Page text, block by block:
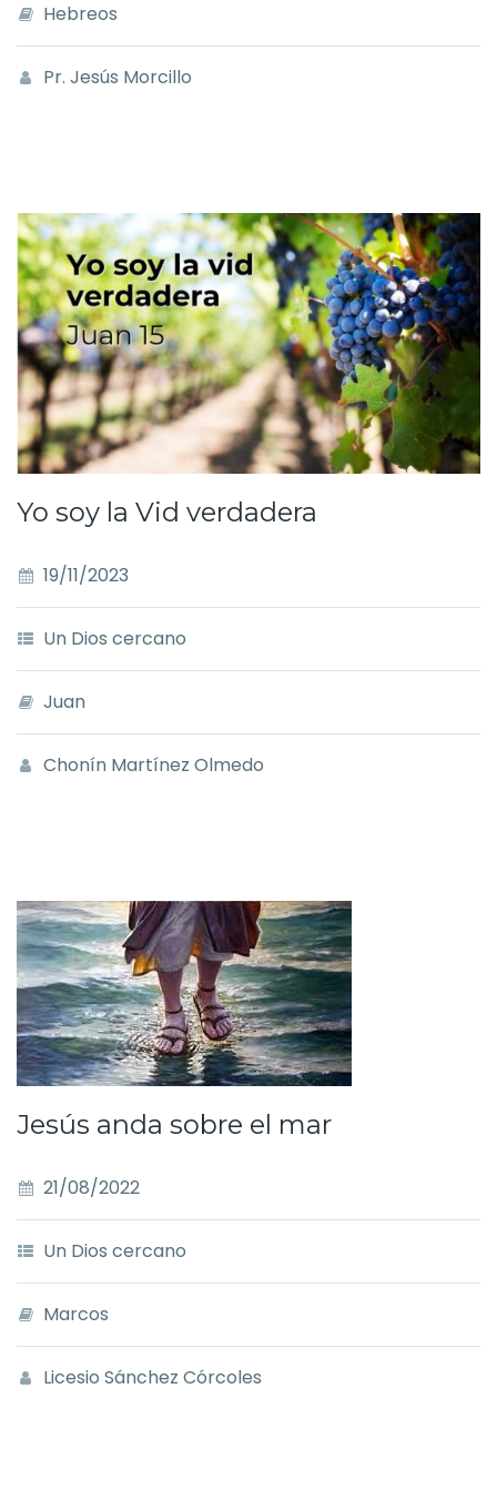
Hebreos
Pr. Jesús Morcillo
Yo soy la Vid verdadera
19/11/2023
Un Dios cercano
Juan
Chonín Martínez Olmedo
Jesús anda sobre el mar
21/08/2022
Un Dios cercano
Marcos
Licesio Sánchez Córcoles